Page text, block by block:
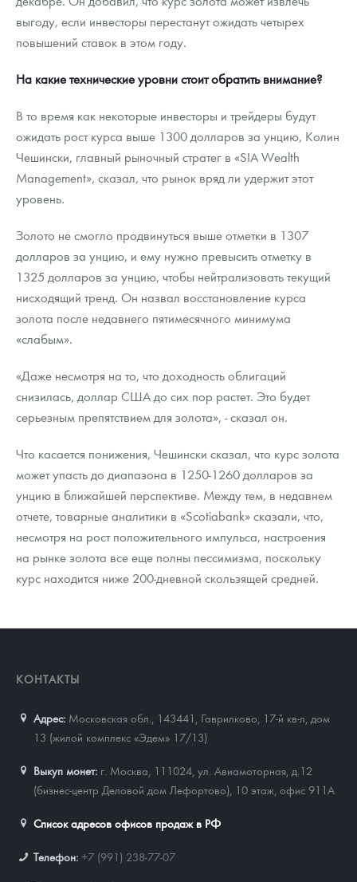
выгоду, если инвесторы перестанут ожидать четырех
повышений ставок в этом году.
На какие технические уровни стоит обратить внимание?
В то время как некоторые инвесторы и трейдеры будут
ожидать рост курса выше 1300 долларов за унцию, Колин
Чешински, главный рыночный стратег в «SIA Wealth
Management», сказал, что рынок вряд ли удержит этот
уровень.
Золото не смогло продвинуться выше отметки в 1307
долларов за унцию, и ему нужно превысить отметку в
1325 долларов за унцию, чтобы нейтрализовать текущий
нисходящий тренд. Он назвал восстановление курса
золота после недавнего пятимесячного минимума
«слабым».
«Даже несмотря на то, что доходность облигаций
снизилась, доллар США до сих пор растет. Это будет
серьезным препятствием для золота», - сказал он.
Что касается понижения, Чешински сказал, что курс золота
может упасть до диапазона в 1250-1260 долларов за
унцию в ближайшей перспективе. Между тем, в недавнем
отчете, товарные аналитики в «Scotiabank» сказали, что,
несмотря на рост положительного импульса, настроения
на рынке золота все еще полны пессимизма, поскольку
курс находится ниже 200-дневной скользящей средней.
КОНТАКТЫ
Адрес: Московская обл., 143441
Гаврилково, 17-й кв-л, дом
13 (жилой комплекс «Эдем» 17/13)
Выкуп монет: г. Москва, 111024, ул. Авиамоторная, д.12
(бизнес-центр Деловой дом Лефортово), 10 этаж, офис 911А
Список адресов офисов продаж в РФ
Телефон: +7 (991) 238-77-07